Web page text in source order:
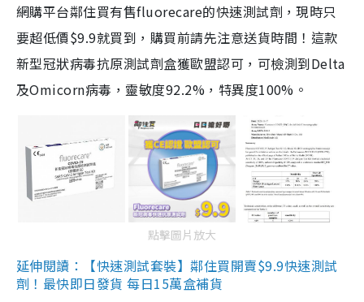
網購平台鄰住買有售fluorecare的快速測試劑，現時只
要超低價$9.9就買到，購買前請先注意送貨時間！這款
新型冠狀病毒抗原測試劑盒獲歐盟認可，可檢測到Delta
及Omicorn病毒，靈敏度92.2%，特異度100%。
點擊圖片放大
延伸閱讀：【快速測試套裝】鄰住買開賣$9.9快速測試
劑！最快即日發貨 每日15萬盒補貨